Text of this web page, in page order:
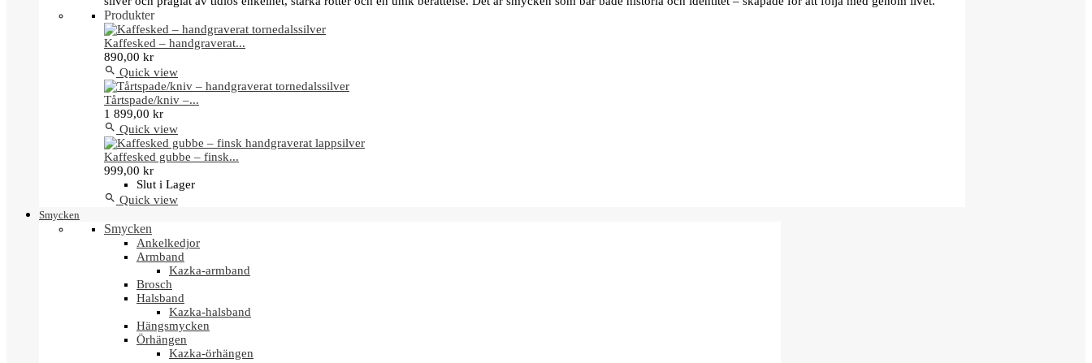
Produkter
Kaffesked – handgraverat...
890,00 kr
 Quick view
Tårtspade/kniv –...
1 899,00 kr
 Quick view
Kaffesked gubbe – finsk...
999,00 kr
Slut i Lager
 Quick view
Smycken
Smycken
Ankelkedjor
Armband
Kazka-armband
Brosch
Halsband
Kazka-halsband
Hängsmycken
Örhängen
Kazka-örhängen